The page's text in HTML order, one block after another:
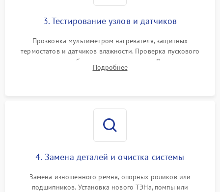
3. Тестирование узлов и датчиков
Прозвонка мультиметром нагревателя, защитных
термостатов и датчиков влажности. Проверка пускового
конденсатора, обмоток мотора и помпы. Для машин с
тепловым насосом — диагностика работы компрессора и
Подробнее
4. Замена деталей и очистка системы
Замена изношенного ремня, опорных роликов или
подшипников. Установка нового ТЭНа, помпы или